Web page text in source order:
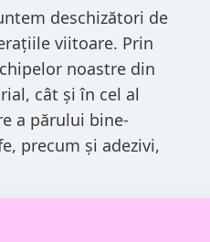
deschizători de
viitoare. Prin
noastre din
cât și în cel al
a părului bine-
precum și adezivi,